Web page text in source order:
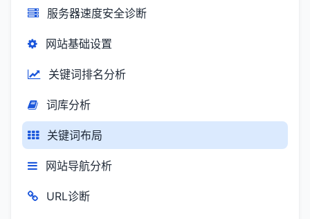
服务器速度安全诊断
网站基础设置
关键词排名分析
词库分析
关键词布局
网站导航分析
URL诊断